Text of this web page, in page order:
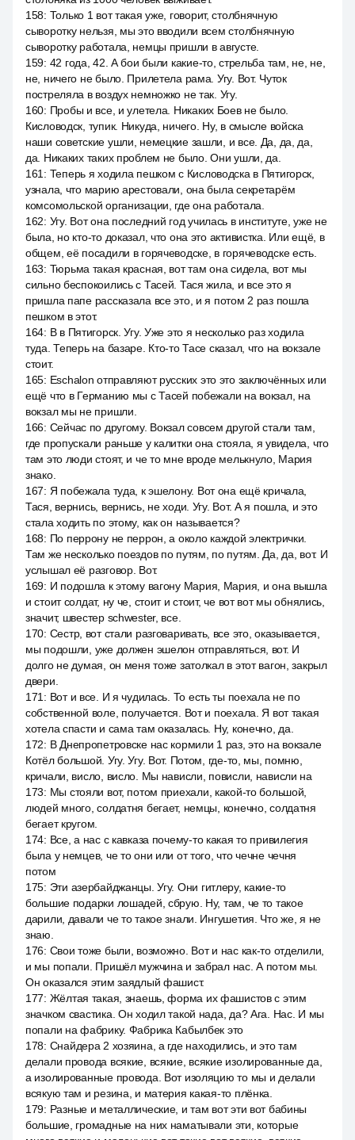
158: Только 1 вот такая уже, говорит, столбнячную
сыворотку нельзя, мы это вводили всем столбнячную
сыворотку работала, немцы пришли в августе.
159: 42 года, 42. А бои были какие-то, стрельба там, не, не,
не, ничего не было. Прилетела рама. Угу. Вот. Чуток
постреляла в воздух немножко не так. Угу.
160: Пробы и все, и улетела. Никаких Боев не было.
Кисловодск, тупик. Никуда, ничего. Ну, в смысле войска
наши советские ушли, немецкие зашли, и все. Да, да, да,
да. Никаких таких проблем не было. Они ушли, да.
161 : Теперь я ходила пешком с Кисловодска в Пятигорск,
узнала, что марию арестовали, она была секретарём
комсомольской организации, где она работала.
162: Угу. Вот она последний год училась в институте, уже не
была, но кто-то доказал, что она это активистка. Или ещё, в
общем, её посадили в горячеводске, в горячеводске есть.
163: Тюрьма такая красная, вот там она сидела, вот мы
сильно беспокоились с Тасей. Тася жила, и все это я
пришла папе рассказала все это, и я потом 2 раз пошла
пешком в этот.
164: В в Пятигорск. Угу. Уже это я несколько раз ходила
туда. Теперь на базаре. Кто-то Тасе сказал, что на вокзале
стоит.
165: Eschalon отправляют русских это это заключённых или
ещё что в Германию мы с Тасей побежали на вокзал, на
вокзал мы не пришли.
166: Сейчас по другому. Вокзал совсем другой стали там,
где пропускали раньше у калитки она стояла, я увидела, что
там это люди стоят, и че то мне вроде мелькнуло, Мария
знако.
167: Я побежала туда, к эшелону. Вот она ещё кричала,
Тася, вернись, вернись, не ходи. Угу. Вот. А я пошла, и это
стала ходить по этому, как он называется?
168: По перрону не перрон, а около каждой электрички.
Там же несколько поездов по путям, по путям. Да, да, вот. И
услышал её разговор. Вот.
169: И подошла к этому вагону Мария, Мария, и она вышла
и стоит солдат, ну че, стоит и стоит, че вот вот мы обнялись,
значит, швестер schwester, все.
170: Сестр, вот стали разговаривать, все это, оказывается,
мы подошли, уже должен эшелон отправляться, вот. И
долго не думая, он меня тоже затолкал в этот вагон, закрыл
двери.
171 : Вот и все. И я чудилась. То есть ты поехала не по
собственной воле, получается. Вот и поехала. Я вот такая
хотела спасти и сама там оказалась. Ну, конечно, да.
172: В Днепропетровске нас кормили 1 раз, это на вокзале
Котёл большой. Угу. Угу. Вот. Потом, где-то, мы, помню,
кричали, висло, висло. Мы нависли, повисли, нависли на
173: Мы стояли вот, потом приехали, какой-то большой,
людей много, солдатня бегает, немцы, конечно, солдатня
бегает кругом.
174: Все, а нас с кавказа почему-то какая то привилегия
была у немцев, че то они или от того, что чечне чечня
потом
175: Эти азербайджанцы. Угу. Они гитлеру, какие-то
большие подарки лошадей, сбрую. Ну, там, че то такое
дарили, давали че то такое знали. Ингушетия. Что же, я не
знаю.
176: Свои тоже были, возможно. Вот и нас как-то отделили,
и мы попали. Пришёл мужчина и забрал нас. А потом мы.
Он оказался этим заядлый фашист.
177: Жёлтая такая, знаешь, форма их фашистов с этим
значком свастика. Он ходил такой нада, да? Ага. Нас. И мы
попали на фабрику. Фабрика Кабылбек это
178: Снайдера 2 хозяина, а где находились, и это там
делали провода всякие, всякие, всякие изолированные да,
а изолированные провода. Вот изоляцию то мы и делали
всякую там и резина, и материя какая-то плёнка.
179: Разные и металлические, и там вот эти вот бабины
большие, громадные на них наматывали эти, которые